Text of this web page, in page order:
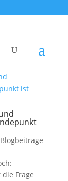
Blogbeiträge
Frage